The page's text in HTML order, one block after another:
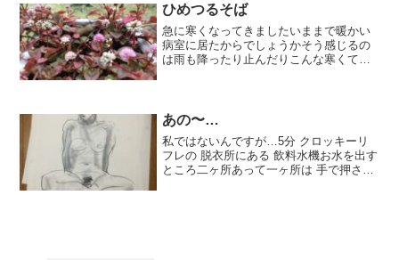
ひめつるそば
急に寒くなってきましたいままで暖かい
病室に居たからでしょうかそう感じるの
は雨も降ったり止んだりこんな寒くて寂
がとう
あの〜…
私ではないんですが…5分 クロッキーリ
フレの 脱衣所にある 飲料水機お水を出す
ところ二ヶ所あって一ヶ所は 手で押さえ